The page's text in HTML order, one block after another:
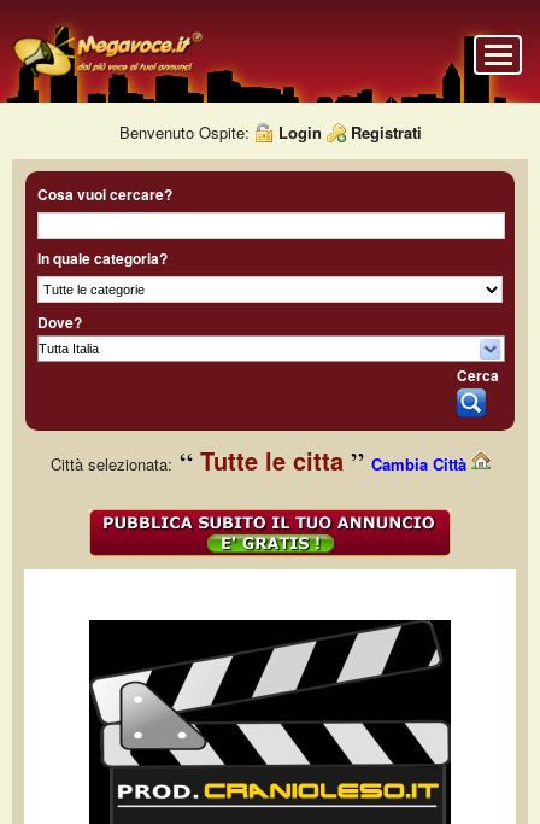
Benvenuto Ospite: Login Registrati
Cosa vuoi cercare?
In quale categoria?
Dove?
Cerca
Città selezionata: Tutte le citta Cambia Città